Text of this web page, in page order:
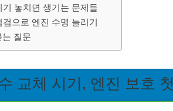
기 놓치면 생기는 문제들
검으로 엔진 수명 늘리기
는 질문
교체 시기, 엔진 보호